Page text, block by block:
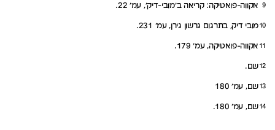
9 אקווה-פואטיקה: קריאה ב'מובי-דיק', עמ' 22.
10מובי דיק, בתרגום גרשון גירן, עמ' 231.
11 אקווה-פואטיקה, עמ' 179.
12שם.
13שם, עמ' 180
14שם, עמ' 180.